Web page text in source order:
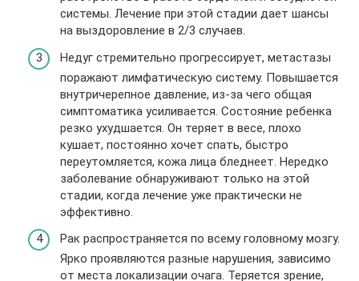
системы. Лечение при этой стадии дает шансы
на выздоровление в 2/3 случаев.
Недуг стремительно прогрессирует, метастазы
поражают лимфатическую систему. Повышается
внутричерепное давление, из-за чего общая
симптоматика усиливается. Состояние ребенка
резко ухудшается. Он теряет в весе, плохо
кушает, постоянно хочет спать, быстро
переутомляется, кожа лица бледнеет. Нередко
заболевание обнаруживают только на этой
стадии, когда лечение уже практически не
эффективно.
Рак распространяется по всему головному мозгу.
Ярко проявляются разные нарушения, зависимо
от места локализации очага. Теряется зрение,